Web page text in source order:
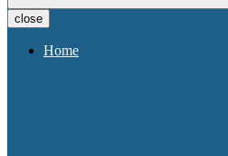
close
Home